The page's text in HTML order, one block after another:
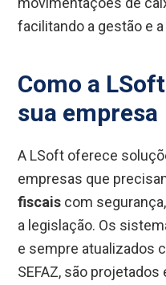
facilitando a gestão e
Como a
sua empresa
A LSoft oferece
empresas que
fiscais com
a legislação. Os
e sempre atualizados
SEFAZ, são